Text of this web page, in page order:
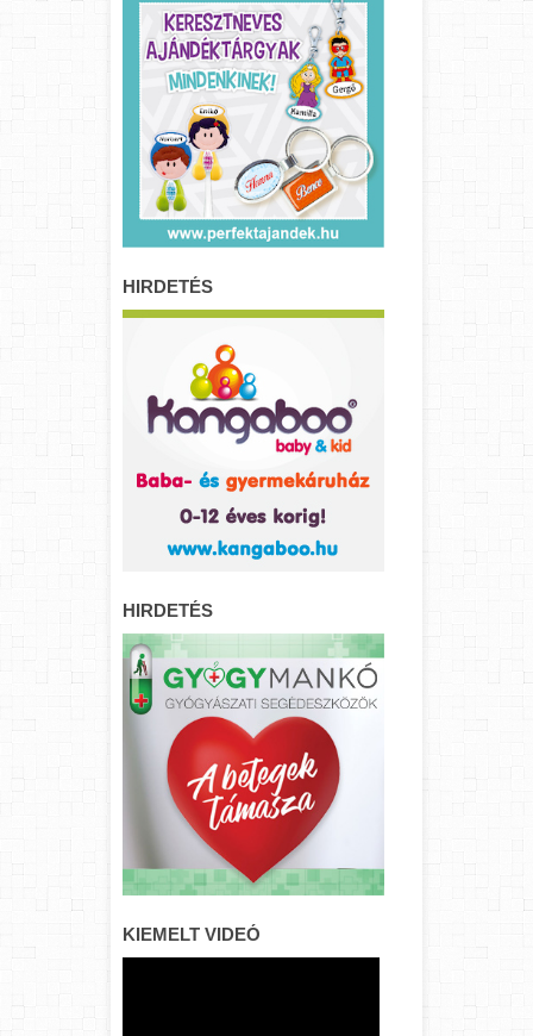
HIRDETÉS
HIRDETÉS
KIEMELT VIDEÓ